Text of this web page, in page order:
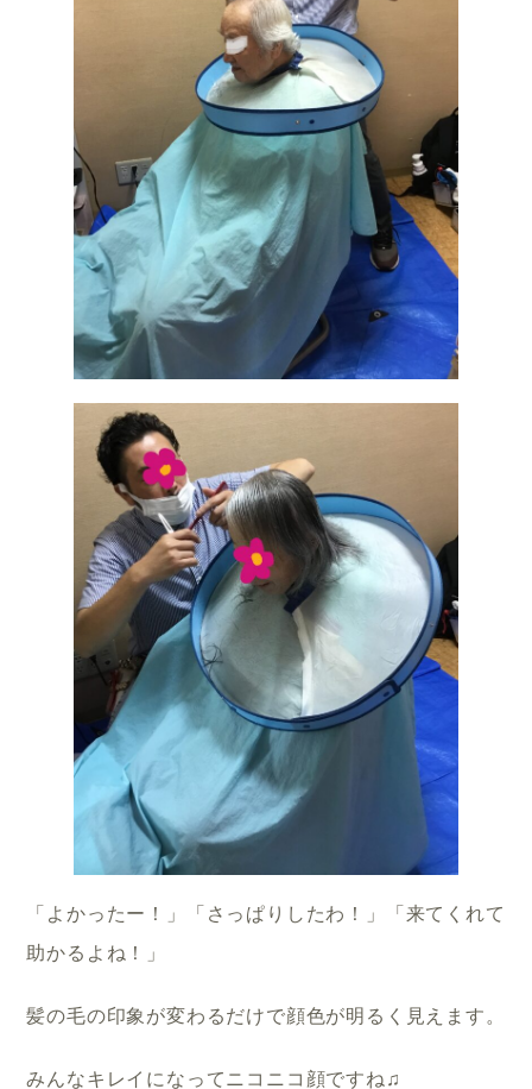
「よかったー！」「さっぱりしたわ！」「来てくれて
助かるよね！」
髪の毛の印象が変わるだけで顔色が明るく見えます。
みんなキレイになってニコニコ顔ですね♫